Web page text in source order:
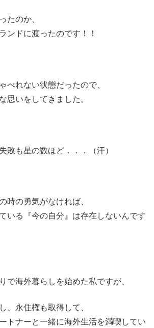
たのか、
ンドに渡ったのです！！
べれない状態だったので、
思いをしてきました。
敗も星の数ほど．．．（汗）
時の勇気がなければ、
いる『今の自分』は存在しないんです
で海外暮らしを始めた私ですが、
、永住権も取得して、
トナーと一緒に海外生活を満喫してい